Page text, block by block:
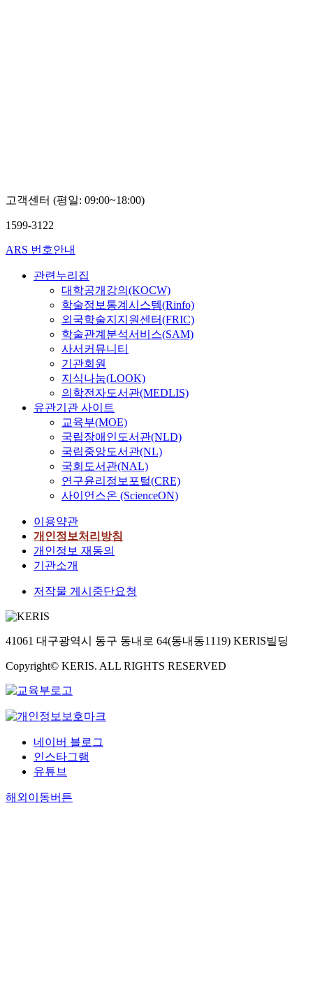
고객센터 (평일: 09:00~18:00)
1599-3122
ARS 번호안내
관련누리집
대학공개강의(KOCW)
학술정보통계시스템(Rinfo)
외국학술지지원센터(FRIC)
학술관계분석서비스(SAM)
사서커뮤니티
기관회원
지식나눔(LOOK)
의학전자도서관(MEDLIS)
유관기관 사이트
교육부(MOE)
국립장애인도서관(NLD)
국립중앙도서관(NL)
국회도서관(NAL)
연구윤리정보포털(CRE)
사이언스온 (ScienceON)
이용약관
개인정보처리방침
개인정보 재동의
기관소개
저작물 게시중단요청
41061 대구광역시 동구 동내로 64(동내동1119) KERIS빌딩
Copyright© KERIS. ALL RIGHTS RESERVED
네이버 블로그
인스타그램
유튜브
해외이동버튼